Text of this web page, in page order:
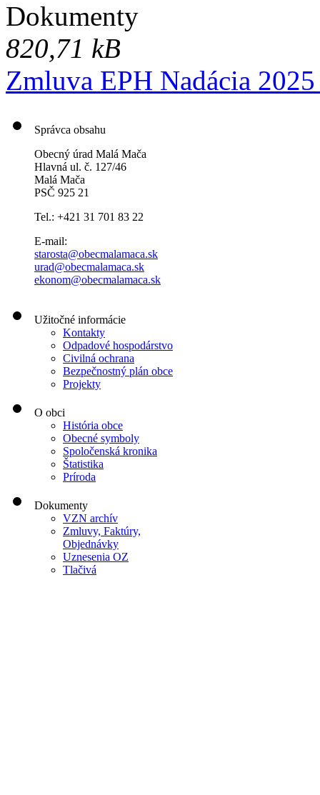
Dokumenty
820,71 kB
Zmluva EPH Nadácia
Správca obsahu
Obecný úrad Malá Mača
Hlavná ul. č. 127/46
Malá Mača
PSČ 925 21
Tel.: +421 31 701 83 22
E-mail:
starosta@obecmalamaca.sk
urad@obecmalamaca.sk
ekonom@obecmalamaca.sk
Užitočné informácie
Kontakty
Odpadové hospodárstvo
Civilná ochrana
Bezpečnostný plán obce
Projekty
O obci
História obce
Obecné symboly
Spoločenská kronika
Štatistika
Príroda
Dokumenty
VZN archív
Zmluvy, Faktúry,
Objednávky
Uznesenia OZ
Tlačivá